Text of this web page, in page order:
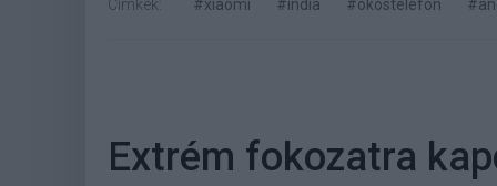
Címkék: #xiaomi #india #okostelefon
Extrém fokozatra